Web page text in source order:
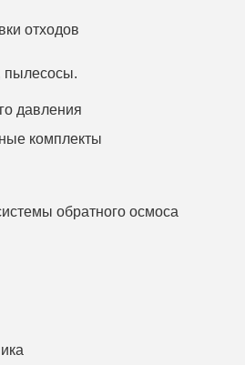
отходов
пылесосы.
давления
комплекты
обратного осмоса